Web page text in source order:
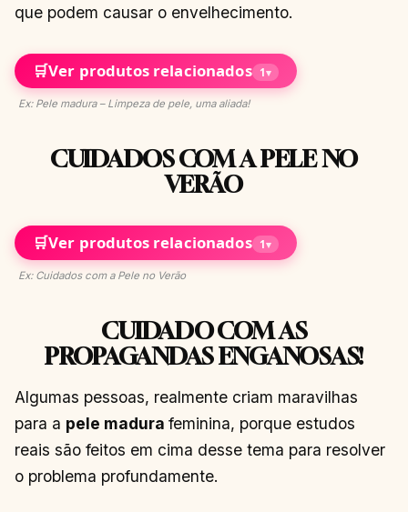
que podem causar o envelhecimento.
🛒Ver produtos relacionados 1▾
Ex: Pele madura – Limpeza de pele, uma aliada!
CUIDADOS COM A PELE NO
VERÃO
🛒Ver produtos relacionados 1▾
Ex: Cuidados com a Pele no Verão
CUIDADO COM AS
PROPAGANDAS ENGANOSAS!
Algumas pessoas, realmente criam maravilhas
para a pele madura feminina, porque estudos
reais são feitos em cima desse tema para resolver
o problema profundamente.